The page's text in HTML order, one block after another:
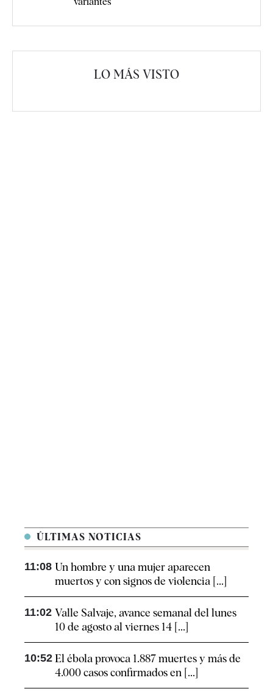
LO MÁS VISTO
ÚLTIMAS NOTICIAS
11:08 Un hombre y una mujer aparecen
muertos y con signos de violencia [...]
11:02 Valle Salvaje, avance semanal del lunes
10 de agosto al viernes 14 [...]
10:52 El ébola provoca 1.887 muertes y más de
4.000 casos confirmados en [...]